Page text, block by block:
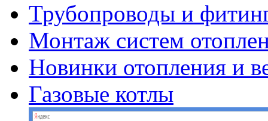
Трубопроводы и
Монтаж систем
Новинки отопления и
Газовые котлы